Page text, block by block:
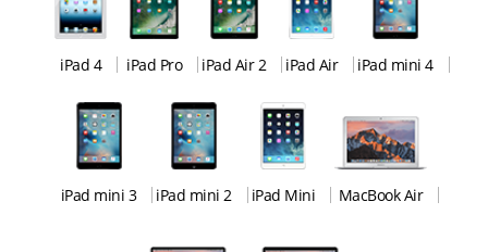
iPad 4 iPad Pro iPad Air 2 iPad Air iPad mini 4
iPad mini 3 iPad mini 2 iPad Mini MacBook Air